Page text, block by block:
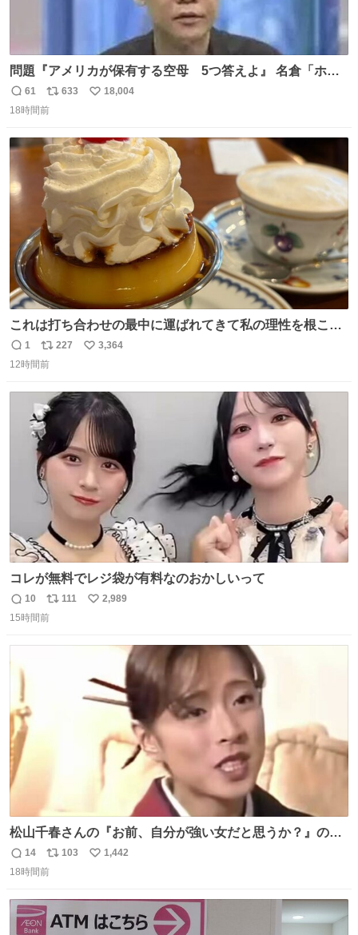
問題『アメリカが保有する空母 5つ答えよ』 名倉「ホン
マごめん、日本」
返
信
61
リ
ポ
ト
数
633
い
数
18,004
18時間前
これは打ち合わせの最中に運ばれてきて私の理性を根こそ
ぎ奪い去ったプリンの写真です。
返
信
1
リ
ポ
ト
数
227
い
数
3,364
12時間前
コレが無料でレジ袋が有料なのおかしいって
返
信
10
リ
ポ
111
い
2,989
15時間前
松山千春さんの『お前、自分が強い女だと思うか？』の一
言で… 中森明菜さんが思わず本音をこぼす瞬間😭
返
信
14
リ
ポ
ト
数
103
い
1,442
18時間前